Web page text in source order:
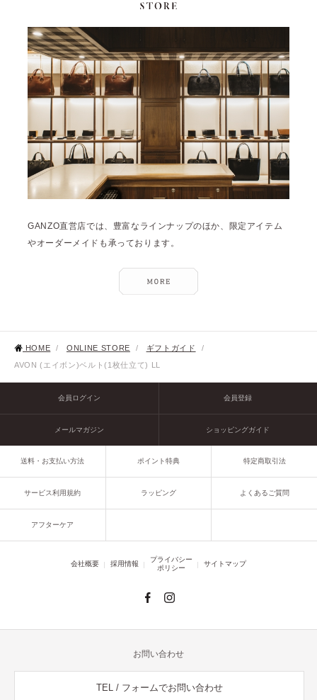
GANZO直営店では、豊富なラインナップのほか、限定アイテム
やオーダーメイドも承っております。
HOME / ONLINE STORE / ギフトガイド
/
AVON (エイボン)ベルト(1枚仕立て) LL
会員ログイン 会員登録
メールマガジン ショッピングガイド
送料・お支払い方法 ポイント特典 特定商取引法
サービス利用規約 ラッピング よくあるご質問
アフターケア
会社概要 採用情報
プライバシー
ポリシー
サイトマップ
お問い合わせ
TEL / フォームでお問い合わせ